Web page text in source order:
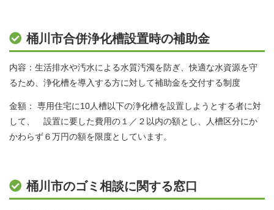
桶川市合併浄化槽設置時の補助金
内容：生活排水や汚水による水質汚濁を防ぎ、快適な水資源を守
るため、浄化槽を導入する方に対して補助金を交付する制度
金額： 専用住宅に10人槽以下の浄化槽を設置しようとする者に対
して、 設置に要した費用の１／２以内の額とし、人槽区分にか
かわらず６万円の額を限度としています。
桶川市のゴミ相談に関する窓口